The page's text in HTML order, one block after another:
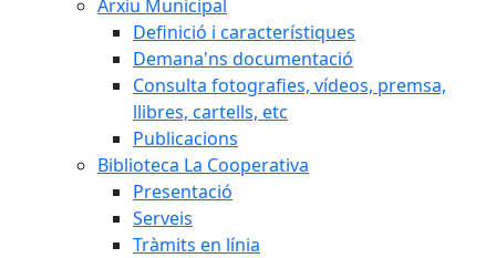
Arxiu Municipal
Definició i característiques
Demana'ns documentació
Consulta fotografies, vídeos, premsa,
llibres, cartells, etc
Publicacions
Biblioteca La Cooperativa
Presentació
Serveis
Tràmits en línia